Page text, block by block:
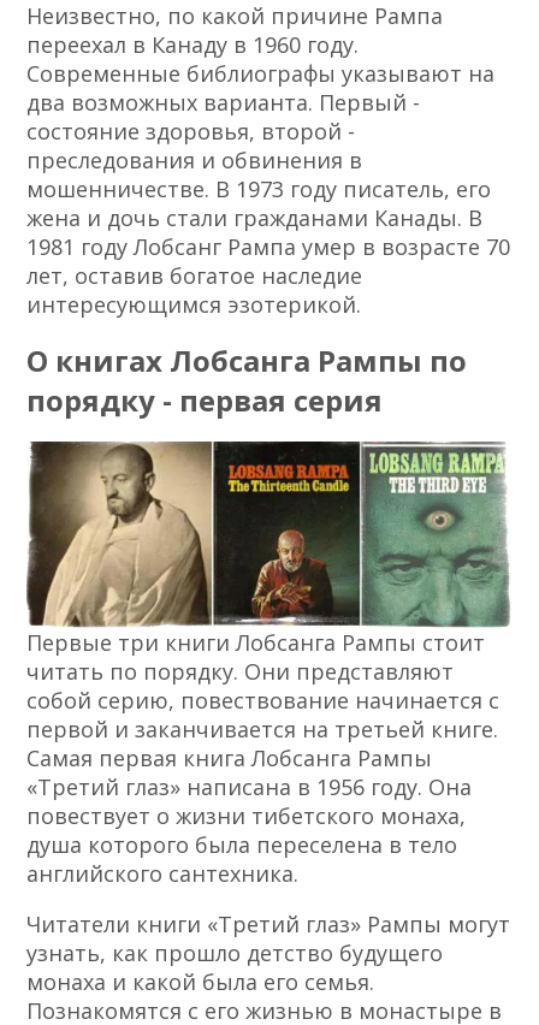
Неизвестно, по какой причине Рампа
переехал в Канаду в 1960 году.
Современные библиографы указывают на
два возможных варианта. Первый -
состояние здоровья, второй -
преследования и обвинения в
мошенничестве. В 1973 году писатель, его
жена и дочь стали гражданами Канады. В
1981 году Лобсанг Рампа умер в возрасте 70
лет, оставив богатое наследие
интересующимся эзотерикой.
О книгах Лобсанга Рампы по
порядку - первая серия
Первые три книги Лобсанга Рампы стоит
читать по порядку. Они представляют
собой серию, повествование начинается с
первой и заканчивается на третьей книге.
Самая первая книга Лобсанга Рампы
«Третий глаз» написана в 1956 году. Она
повествует о жизни тибетского монаха,
душа которого была переселена в тело
английского сантехника.
Читатели книги «Третий глаз» Рампы могут
узнать, как прошло детство будущего
монаха и какой была его семья.
Познакомятся с его жизнью в монастыре в